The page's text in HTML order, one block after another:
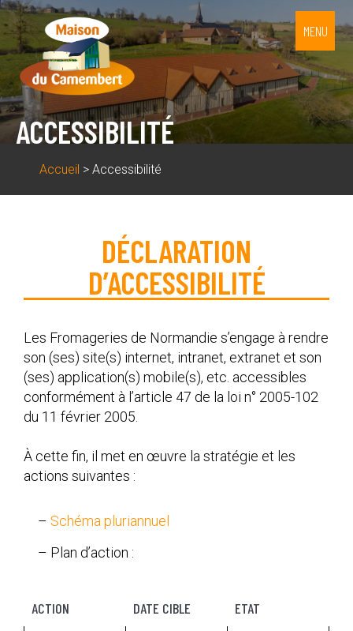
MAISON DU CAMEMBERT
MAISON DU CAMEMBERT MENU
ACCESSIBILITÉ
Accueil > Accessibilité
DÉCLARATION
D’ACCESSIBILITÉ
Les Fromageries de Normandie s’engage à rendre
son (ses) site(s) internet, intranet, extranet et son
(ses) application(s) mobile(s), etc. accessibles
conformément à l’article 47 de la loi n° 2005-102
du 11 février 2005.
À cette fin, il met en œuvre la stratégie et les
actions suivantes :
– Schéma pluriannuel
– Plan d’action :
ACTION DATE CIBLE ETAT